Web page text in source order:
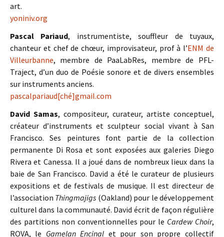
art.
yoniniv.org
Pascal Pariaud, instrumentiste, souffleur de tuyaux,
chanteur et chef de chœur, improvisateur, prof à l’ENM de
Villeurbanne, membre de PaaLabRes, membre de PFL-
Traject, d’un duo de Poésie sonore et de divers ensembles
sur instruments anciens.
pascalpariaud[ché]gmail.com
David Samas, compositeur, curateur, artiste conceptuel,
créateur d’instruments et sculpteur social vivant à San
Francisco. Ses peintures font partie de la collection
permanente Di Rosa et sont exposées aux galeries Diego
Rivera et Canessa. Il a joué dans de nombreux lieux dans la
baie de San Francisco. David a été le curateur de plusieurs
expositions et de festivals de musique. Il est directeur de
l’association Thingmajigs (Oakland) pour le développement
culturel dans la communauté. David écrit de façon régulière
des partitions non conventionnelles pour le Cardew Choir,
ROVA, le Gamelan Encinal et pour son propre collectif